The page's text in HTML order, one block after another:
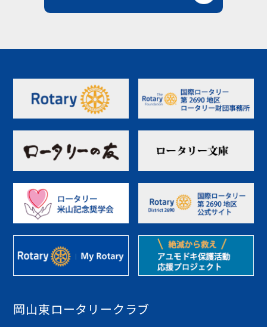
岡山東ロータリークラブ